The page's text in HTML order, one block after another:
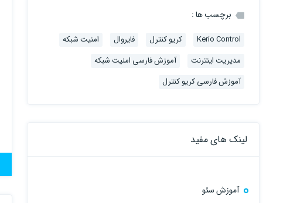
برچسب ها :
Kerio Control کریو کنترل فایروال
امنیت شبکه
مدیریت اینترنت
آموزش فارسی امنیت شبکه
آموزش فارسی کریو کنترل
لینک های مفید
آموزش سئو